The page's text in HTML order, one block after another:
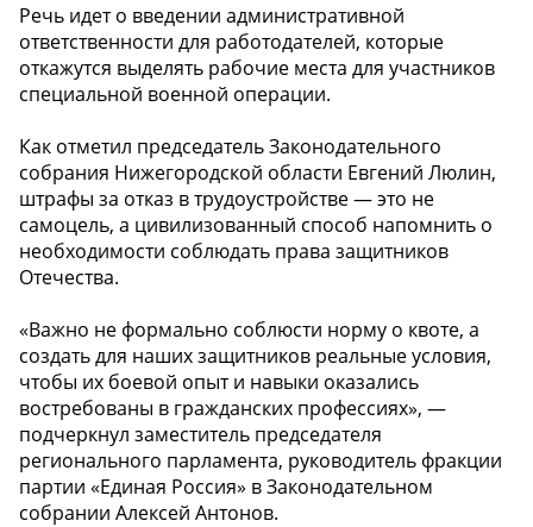
Речь идет о введении административной
ответственности для работодателей, которые
откажутся выделять рабочие места для участников
специальной военной операции.
Как отметил председатель Законодательного
собрания Нижегородской области Евгений Люлин,
штрафы за отказ в трудоустройстве — это не
самоцель, а цивилизованный способ напомнить о
необходимости соблюдать права защитников
Отечества.
«Важно не формально соблюсти норму о квоте, а
создать для наших защитников реальные условия,
чтобы их боевой опыт и навыки оказались
востребованы в гражданских профессиях», —
подчеркнул заместитель председателя
регионального парламента, руководитель фракции
партии «Единая Россия» в Законодательном
собрании Алексей Антонов.